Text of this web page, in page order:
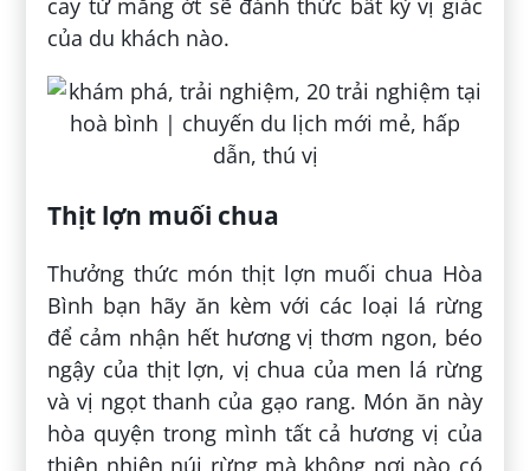
của du khách nào.
Thịt lợn muối chua
Thưởng thức món thịt lợn muối chua Hòa
Bình bạn hãy ăn kèm với các loại lá rừng
để cảm nhận hết hương vị thơm ngon, béo
ngậy của thịt lợn, vị chua của men lá rừng
và vị ngọt thanh của gạo rang. Món ăn này
hòa quyện trong mình tất cả hương vị của
thiên nhiên núi rừng mà không nơi nào có